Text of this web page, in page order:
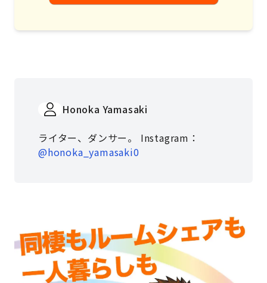
Honoka Yamasaki
ライター、ダンサー。 Instagram：
@honoka_yamasaki0